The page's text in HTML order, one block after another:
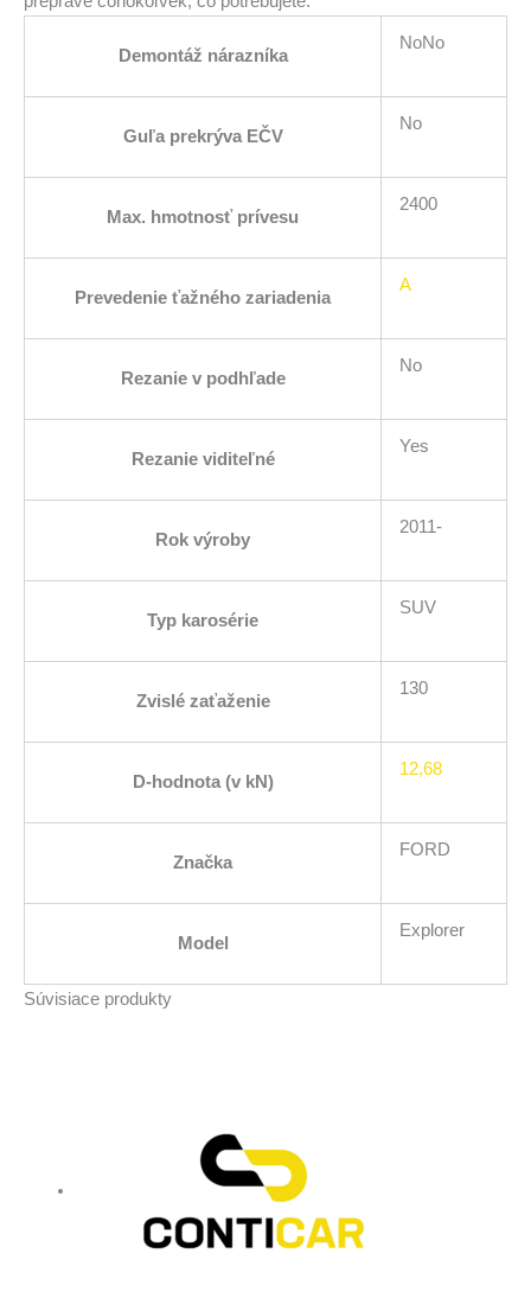
Demontáž nárazníka
NoNo
Guľa prekrýva EČV
No
Max. hmotnosť prívesu
2400
Prevedenie ťažného zariadenia
A
Rezanie v podhľade
No
Rezanie viditeľné
Yes
Rok výroby
2011-
Typ karosérie
SUV
Zvislé zaťaženie
130
D-hodnota (v kN)
12,68
Značka
FORD
Model
Explorer
Súvisiace produkty